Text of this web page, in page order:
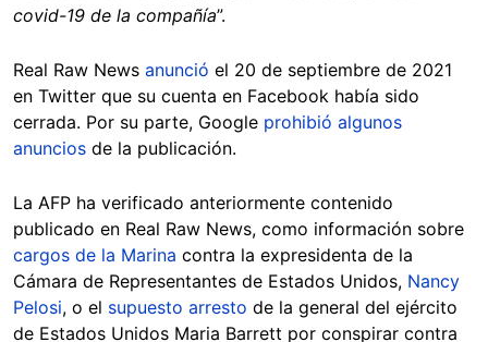
covid-19 de la compañía”.
Real Raw News anunció el 20 de septiembre de 2021
en Twitter que su cuenta en Facebook había sido
cerrada. Por su parte, Google prohibió algunos
anuncios de la publicación.
La AFP ha verificado anteriormente contenido
publicado en Real Raw News, como información sobre
cargos de la Marina contra la expresidenta de la
Cámara de Representantes de Estados Unidos, Nancy
Pelosi, o el supuesto arresto de la general del ejército
de Estados Unidos Maria Barrett por conspirar contra